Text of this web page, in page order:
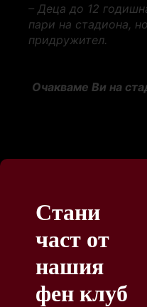
– Деца до 12
пари на стадиона,
придружител.
Очакваме Ви на
Стани
част от
нашия
фен клуб